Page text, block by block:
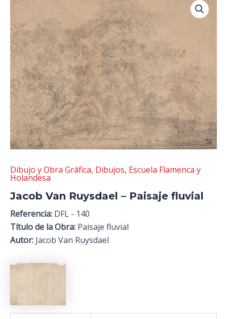
Dibujo y Obra Gráfica, Dibujos, Escuela Flamenca y
Holandesa
Jacob Van Ruysdael – Paisaje fluvial
Referencia: DFL - 140
Título de la Obra: Paisaje fluvial
Autor: Jacob Van Ruysdael